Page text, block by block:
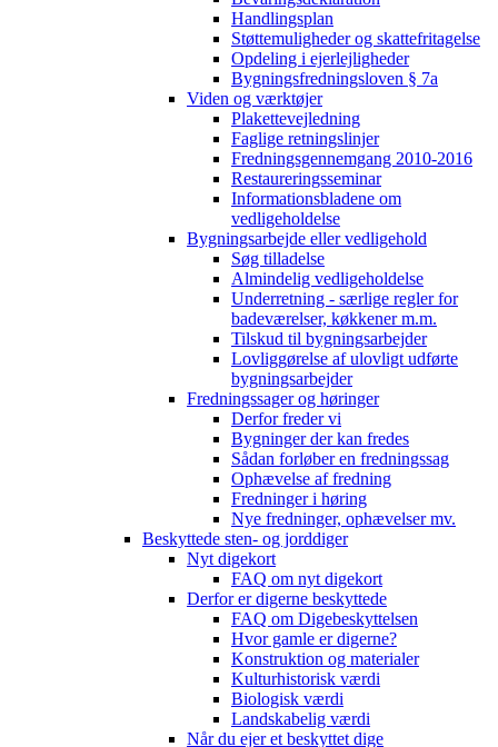
Handlingsplan
Støttemuligheder og skattefritagelse
Opdeling i ejerlejligheder
Bygningsfredningsloven § 7a
Viden og værktøjer
Plakettevejledning
Faglige retningslinjer
Fredningsgennemgang 2010-2016
Restaureringsseminar
Informationsbladene om
vedligeholdelse
Bygningsarbejde eller vedligehold
Søg tilladelse
Almindelig vedligeholdelse
Underretning - særlige regler for
badeværelser, køkkener m.m.
Tilskud til bygningsarbejder
Lovliggørelse af ulovligt udførte
bygningsarbejder
Fredningssager og høringer
Derfor freder vi
Bygninger der kan fredes
Sådan forløber en fredningssag
Ophævelse af fredning
Fredninger i høring
Nye fredninger, ophævelser mv.
Beskyttede sten- og jorddiger
Nyt digekort
FAQ om nyt digekort
Derfor er digerne beskyttede
FAQ om Digebeskyttelsen
Hvor gamle er digerne?
Konstruktion og materialer
Kulturhistorisk værdi
Biologisk værdi
Landskabelig værdi
Når du ejer et beskyttet dige